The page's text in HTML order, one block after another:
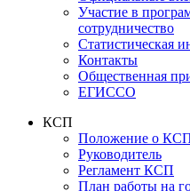
Участие в
сотрудничество
Статистическая
Контакты
Общественная
ЕГИССО
КСП
Положение о
Руководитель
Регламент КСП
План работы на